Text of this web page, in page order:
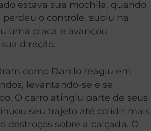
estava sua mochila, quando
o controle, subiu na
uma placa e avançou
direção.
como Danilo reagiu em
levantando-se e se
O carro atingiu parte de seus
seu trajeto até colidir mais
destroços sobre a calçada. O